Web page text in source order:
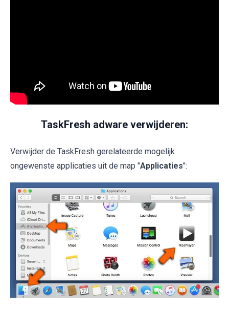
TaskFresh adware verwijderen:
Verwijder de TaskFresh gerelateerde mogelijk
ongewenste applicaties uit de map "Applicaties":